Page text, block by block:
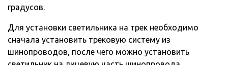
градусов.
Для установки светильника на трек необходимо
сначала установить трековую систему из
шинопроводов, после чего можно установить